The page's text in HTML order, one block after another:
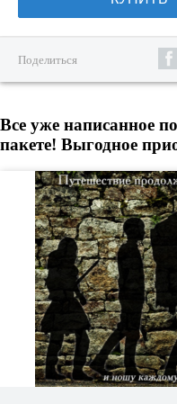
Поделиться
Все уже написанное
пакете! Выгодное